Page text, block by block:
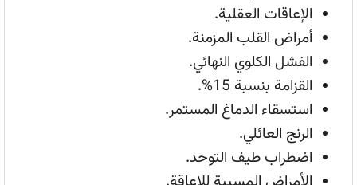
الإعاقات العقلية.
أمراض القلب المزمنة.
الفشل الكلوي النهائي.
القزامة بنسبة 15%.
استسقاء الدماغ المستمر.
الرنج العائلي.
اضطراب طيف التوحد.